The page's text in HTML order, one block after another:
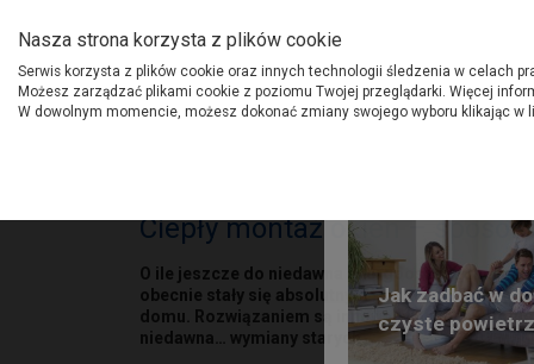
Produkty
O Grupie PSB
Ciepły montaż okien –
O ile jeszcze do niedawna energooszczędne
obecnie stały się absolutnym „must have”.
domu. Rozwiązaniem są innowacyjne
niedawna… wymiany starych.
Jak zadbać w
czyste
Nasza strona korzysta z plików cookie
Serwis korzysta z plików cookie oraz innych technologii śledzenia w celach
Możesz zarządzać plikami cookie z poziomu Twojej przeglądarki. Więcej
W dowolnym momencie, możesz dokonać zmiany swojego wyboru klikając w